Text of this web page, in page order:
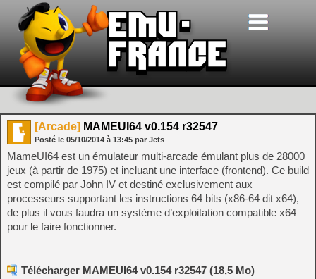
[Arcade] MAMEUI64 v0.154 r32547
Posté le 05/10/2014 à 13:45 par Jets
MameUI64 est un émulateur multi-arcade émulant plus de 28000
jeux (à partir de 1975) et incluant une interface (frontend). Ce build
est compilé par John IV et destiné exclusivement aux
processeurs supportant les instructions 64 bits (x86-64 dit x64),
de plus il vous faudra un système d’exploitation compatible x64
pour le faire fonctionner.
Télécharger MAMEUI64 v0.154 r32547 (18,5 Mo)